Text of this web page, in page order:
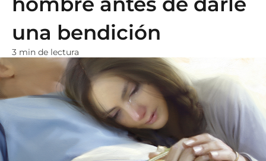
una bendición
3 min de lectura